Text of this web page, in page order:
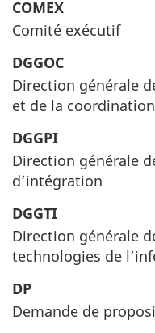
COMEX
Comité exécutif
DGGOC
Direction générale
et de la coordination
DGGPI
Direction générale
d’intégration
DGGTI
Direction générale
technologies de
DP
Demande de